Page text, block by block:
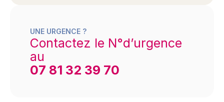
UNE URGENCE ?
Contactez le N°d’urgence
au
07 81 32 39 70